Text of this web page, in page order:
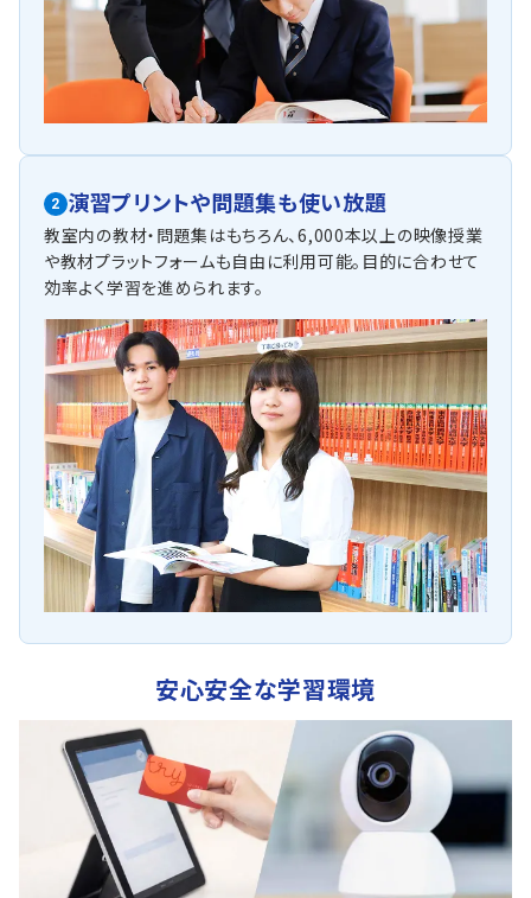
2 演習プリントや問題集も使い放題
教室内の教材・問題集はもちろん、6,000本以上の映像授業
や教材プラットフォームも自由に利用可能。目的に合わせて
効率よく学習を進められます。
安心安全な学習環境